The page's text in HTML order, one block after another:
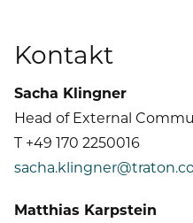
Kontakt
Sacha Klingner
Head of External
T +49 170 2250016
Matthias Karpstein